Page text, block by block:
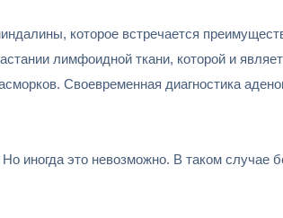
которое встречается
лимфоидной ткани, которой и
Своевременная диагностика
иногда это невозможно. В таком случае